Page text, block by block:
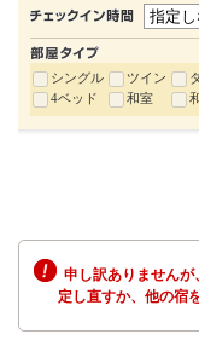
シングル ツイン
4ベッド
和室
申し訳ありません
定し直すか、他の宿